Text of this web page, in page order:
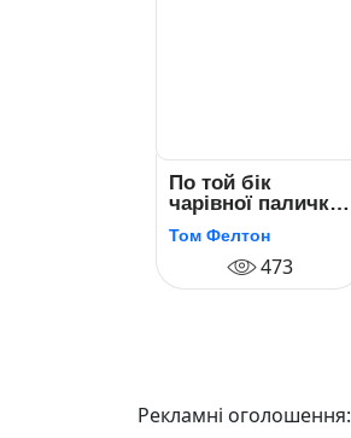
По той бік
чарівної палички.
Магія і хаос мого
дорослішання
Том Фелтон
473
Рекламні оголошення: